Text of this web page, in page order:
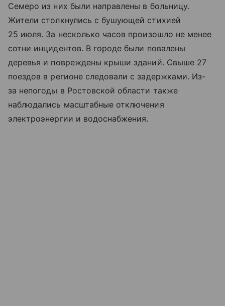
Семеро из них были направлены в больницу.
Жители столкнулись с бушующей стихией
25 июля. За несколько часов произошло не менее
сотни инцидентов. В городе были повалены
деревья и повреждены крыши зданий. Свыше 27
поездов в регионе следовали с задержками. Из-
за непогоды в Ростовской области также
наблюдались масштабные отключения
электроэнергии и водоснабжения.